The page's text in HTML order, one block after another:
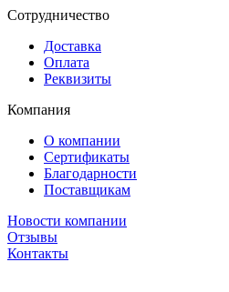
Сотрудничество
Доставка
Оплата
Реквизиты
Компания
О компании
Сертификаты
Благодарности
Поставщикам
Новости компании
Отзывы
Контакты